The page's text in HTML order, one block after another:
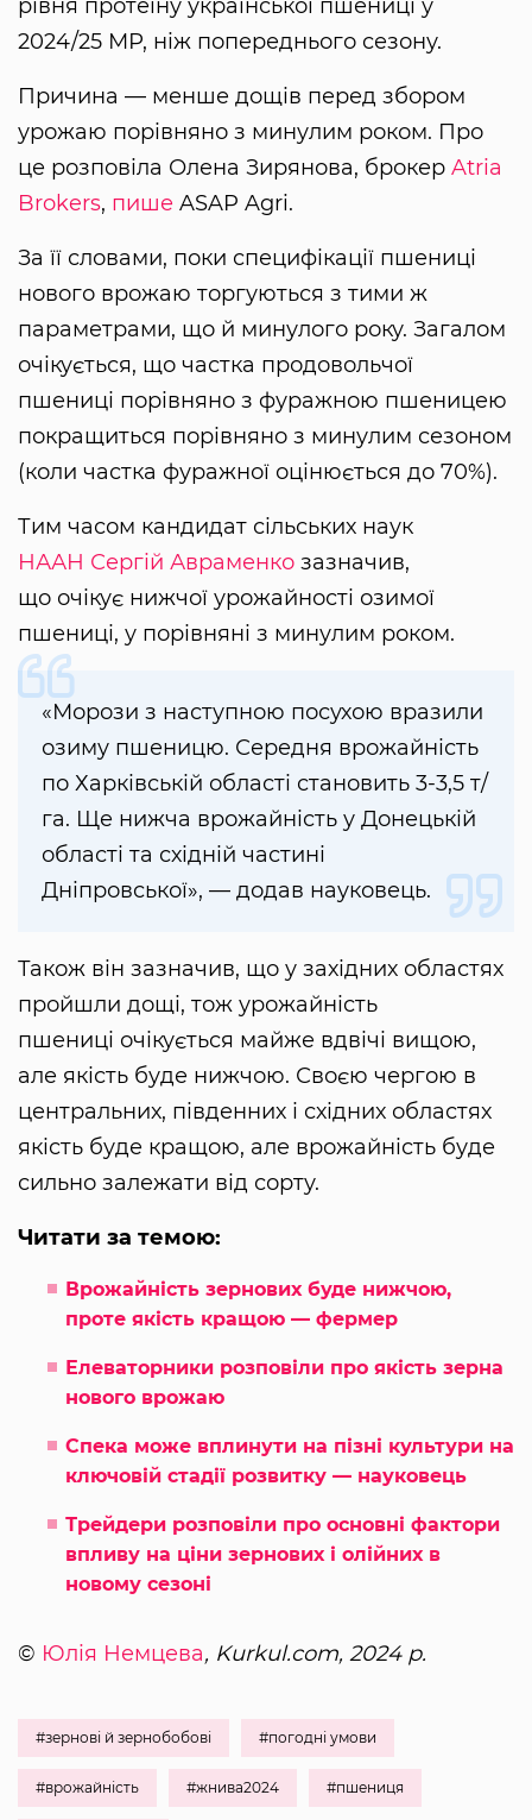
рівня протеїну української пшениці у
2024/25 МР, ніж попереднього сезону.
Причина — менше дощів перед збором
урожаю порівняно з минулим роком. Про
це розповіла Олена Зирянова, брокер Atria
Brokers, пише ASAP Agri.
За її словами, поки специфікації пшениці
нового врожаю торгуються з тими ж
параметрами, що й минулого року. Загалом
очікується, що частка продовольчої
пшениці порівняно з фуражною пшеницею
покращиться порівняно з минулим сезоном
(коли частка фуражної оцінюється до 70%).
Тим часом кандидат сільських наук
НААН Сергій Авраменко зазначив,
що очікує нижчої урожайності озимої
пшениці, у порівняні з минулим роком.
«Морози з наступною посухою вразили
озиму пшеницю. Середня врожайність
по Харківській області становить 3-3,5 т/
га. Ще нижча врожайність у Донецькій
області та східній частині
Дніпровської», — додав науковець.
Також він зазначив, що у західних областях
пройшли дощі, тож урожайність
пшениці очікується майже вдвічі вищою,
але якість буде нижчою. Своєю чергою в
центральних, південних і східних областях
якість буде кращою, але врожайність буде
сильно залежати від сорту.
Читати за темою:
Врожайність зернових буде нижчою,
проте якість кращою — фермер
Елеваторники розповіли про якість зерна
нового врожаю
Спека може вплинути на пізні культури на
ключовій стадії розвитку — науковець
Трейдери розповіли про основні фактори
впливу на ціни зернових і олійних в
новому сезоні
© Юлія Немцева, Kurkul.com, 2024 р.
#зернові й зернобобові #погодні умови
#врожайність #жнива2024 #пшениця